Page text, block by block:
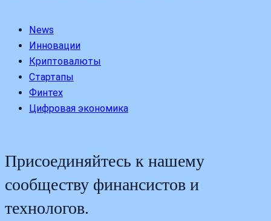
News
Инновации
Криптовалюты
Стартапы
Финтех
Цифровая экономика
Присоединяйтесь к нашему
сообществу финансистов и
технологов.